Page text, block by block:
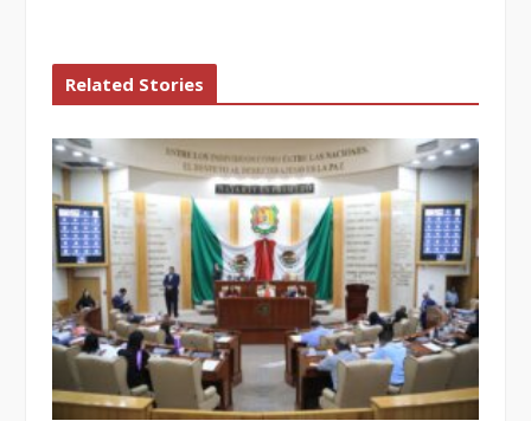
Related Stories